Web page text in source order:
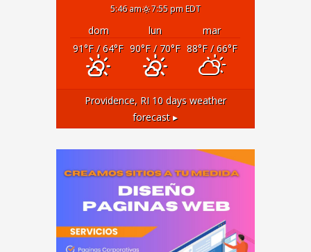
5:46 am 7:55 pm EDT
dom lun
mar
91°F/ 64°F 90°F/ 70°F 88°F/ 66°F
Providence, RI10 days weather
forecast ▸